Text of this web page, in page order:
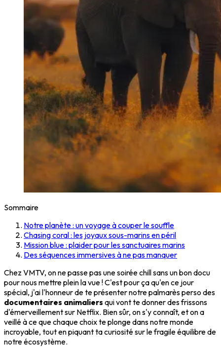
Sommaire
Notre planète : un voyage à couper le souffle
Chasing coral : les joyaux sous-marins en péril
Mission blue : plaider pour les sanctuaires marins
Des séquences immersives à ne pas manquer
Chez VMTV, on ne passe pas une soirée chill sans un bon docu
pour nous mettre plein la vue ! C'est pour ça qu'en ce jour
spécial, j'ai l'honneur de te présenter notre palmarès perso des
documentaires animaliers qui vont te donner des frissons
d'émerveillement sur Netflix. Bien sûr, on s'y connaît, et on a
veillé à ce que chaque choix te plonge dans notre monde
incroyable, tout en piquant ta curiosité sur le fragile équilibre de
notre écosystème.